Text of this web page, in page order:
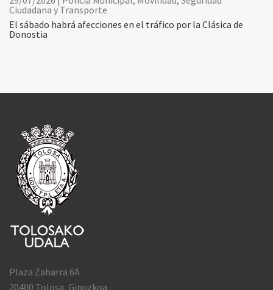
Ciudadana y Transporte
El sábado habrá afecciones en el tráfico por la Clásica de
Donostia
Plaza Zaharra 6A
20400 Tolosa, Gipuzkoa